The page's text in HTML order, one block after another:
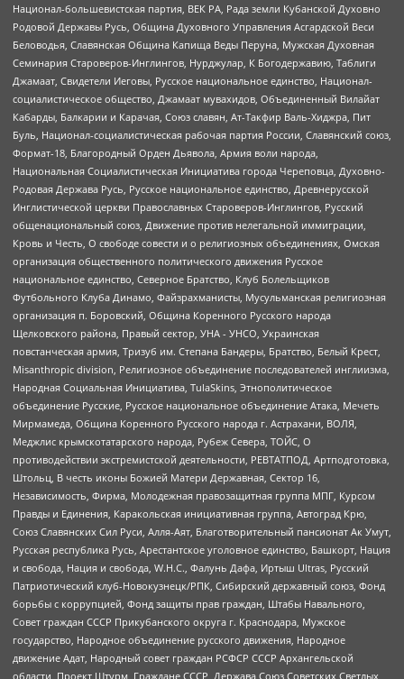
Национал-большевистская партия, ВЕК РА, Рада земли Кубанской Духовно
Родовой Державы Русь, Община Духовного Управления Асгардской Веси
Беловодья, Славянская Община Капища Веды Перуна, Мужская Духовная
Семинария Староверов-Инглингов, Нурджулар, К Богодержавию, Таблиги
Джамаат, Свидетели Иеговы, Русское национальное единство, Национал-
социалистическое общество, Джамаат мувахидов, Объединенный Вилайат
Кабарды, Балкарии и Карачая, Союз славян, Ат-Такфир Валь-Хиджра, Пит
Буль, Национал-социалистическая рабочая партия России, Славянский союз,
Формат-18, Благородный Орден Дьявола, Армия воли народа,
Национальная Социалистическая Инициатива города Череповца, Духовно-
Родовая Держава Русь, Русское национальное единство, Древнерусской
Инглистической церкви Православных Староверов-Инглингов, Русский
общенациональный союз, Движение против нелегальной иммиграции,
Кровь и Честь, О свободе совести и о религиозных объединениях, Омская
организация общественного политического движения Русское
национальное единство, Северное Братство, Клуб Болельщиков
Футбольного Клуба Динамо, Файзрахманисты, Мусульманская религиозная
организация п. Боровский, Община Коренного Русского народа
Щелковского района, Правый сектор, УНА - УНСО, Украинская
повстанческая армия, Тризуб им. Степана Бандеры, Братство, Белый Крест,
Misanthropic division, Религиозное объединение последователей инглиизма,
Народная Социальная Инициатива, TulaSkins, Этнополитическое
объединение Русские, Русское национальное объединение Атака, Мечеть
Мирмамеда, Община Коренного Русского народа г. Астрахани, ВОЛЯ,
Меджлис крымскотатарского народа, Рубеж Севера, ТОЙС, О
противодействии экстремистской деятельности, РЕВТАТПОД, Артподготовка,
Штольц, В честь иконы Божией Матери Державная, Сектор 16,
Независимость, Фирма, Молодежная правозащитная группа МПГ, Курсом
Правды и Единения, Каракольская инициативная группа, Автоград Крю,
Союз Славянских Сил Руси, Алля-Аят, Благотворительный пансионат Ак Умут,
Русская республика Русь, Арестантское уголовное единство, Башкорт, Нация
и свобода, Нация и свобода, W.H.С., Фалунь Дафа, Иртыш Ultras, Русский
Патриотический клуб-Новокузнецк/РПК, Сибирский державный союз, Фонд
борьбы с коррупцией, Фонд защиты прав граждан, Штабы Навального,
Совет граждан СССР Прикубанского округа г. Краснодара, Мужское
государство, Народное объединение русского движения, Народное
движение Адат, Народный совет граждан РСФСР СССР Архангельской
области, Проект Штурм, Граждане СССР, Держава Союз Советских Светлых